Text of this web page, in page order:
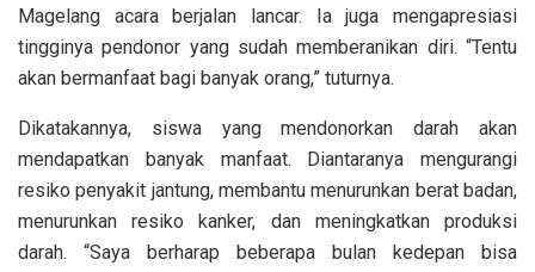
Magelang acara berjalan lancar. Ia juga mengapresiasi
tingginya pendonor yang sudah memberanikan diri. “Tentu
akan bermanfaat bagi banyak orang,” tuturnya.
Dikatakannya, siswa yang mendonorkan darah akan
mendapatkan banyak manfaat. Diantaranya mengurangi
resiko penyakit jantung, membantu menurunkan berat badan,
menurunkan resiko kanker, dan meningkatkan produksi
darah. “Saya berharap beberapa bulan kedepan bisa